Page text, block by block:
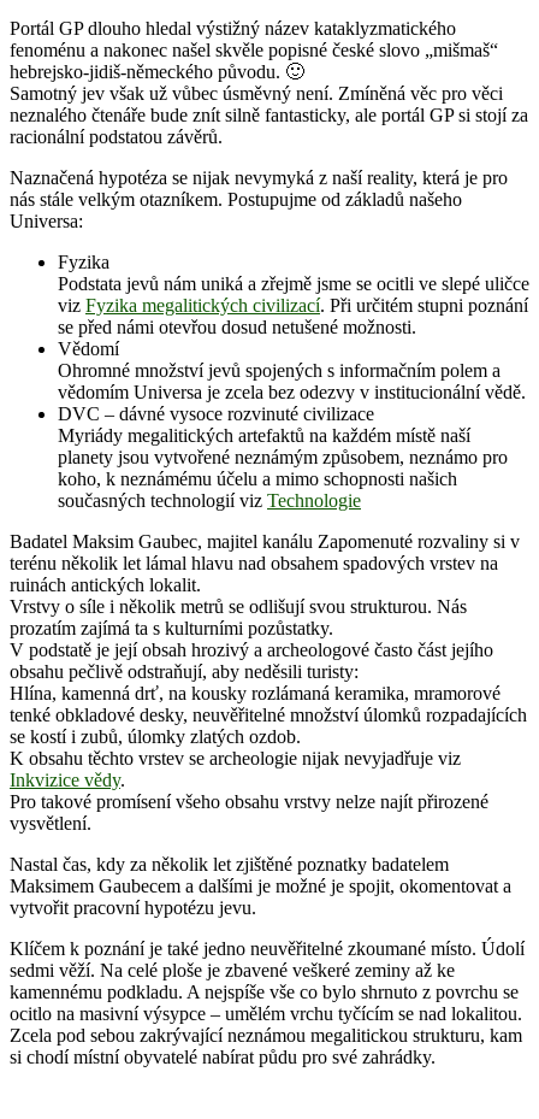
Portál GP dlouho hledal výstižný název kataklyzmatického
fenoménu a nakonec našel skvěle popisné české slovo „mišmaš“
hebrejsko-jidiš-německého původu. 🙂
Samotný jev však už vůbec úsměvný není. Zmíněná věc pro věci
neznalého čtenáře bude znít silně fantasticky, ale portál GP si stojí za
racionální podstatou závěrů.
Naznačená hypotéza se nijak nevymyká z naší reality, která je pro
nás stále velkým otazníkem. Postupujme od základů našeho
Universa:
Fyzika
Podstata jevů nám uniká a zřejmě jsme se ocitli ve slepé uličce
viz Fyzika megalitických civilizací. Při určitém stupni poznání
se před námi otevřou dosud netušené možnosti.
Vědomí
Ohromné množství jevů spojených s informačním polem a
vědomím Universa je zcela bez odezvy v institucionální vědě.
DVC – dávné vysoce rozvinuté civilizace
Myriády megalitických artefaktů na každém místě naší
planety jsou vytvořené neznámým způsobem, neznámo pro
koho, k neznámému účelu a mimo schopnosti našich
současných technologií viz Technologie
Badatel Maksim Gaubec, majitel kanálu Zapomenuté rozvaliny si v
terénu několik let lámal hlavu nad obsahem spadových vrstev na
ruinách antických lokalit.
Vrstvy o síle i několik metrů se odlišují svou strukturou. Nás
prozatím zajímá ta s kulturními pozůstatky.
V podstatě je její obsah hrozivý a archeologové často část jejího
obsahu pečlivě odstraňují, aby neděsili turisty:
Hlína, kamenná drť, na kousky rozlámaná keramika, mramorové
tenké obkladové desky, neuvěřitelné množství úlomků rozpadajících
se kostí i zubů, úlomky zlatých ozdob.
K obsahu těchto vrstev se archeologie nijak nevyjadřuje viz
Inkvizice vědy.
Pro takové promísení všeho obsahu vrstvy nelze najít přirozené
vysvětlení.
Nastal čas, kdy za několik let zjištěné poznatky badatelem
Maksimem Gaubecem a dalšími je možné je spojit, okomentovat a
vytvořit pracovní hypotézu jevu.
Klíčem k poznání je také jedno neuvěřitelné zkoumané místo. Údolí
sedmi věží. Na celé ploše je zbavené veškeré zeminy až ke
kamennému podkladu. A nejspíše vše co bylo shrnuto z povrchu se
ocitlo na masivní výsypce – umělém vrchu tyčícím se nad lokalitou.
Zcela pod sebou zakrývající neznámou megalitickou strukturu, kam
si chodí místní obyvatelé nabírat půdu pro své zahrádky.